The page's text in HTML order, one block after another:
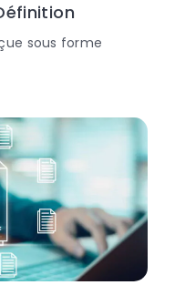
sous forme